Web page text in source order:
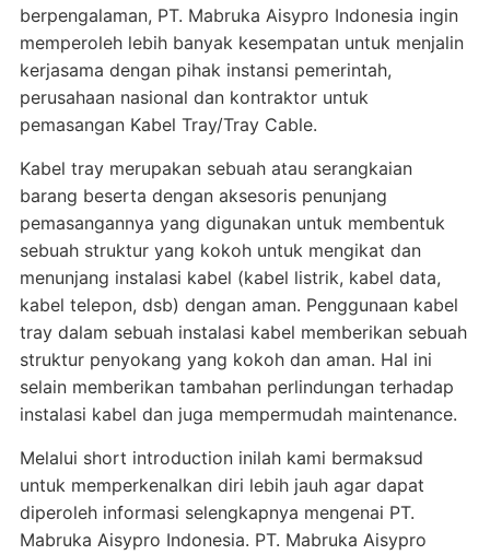
berpengalaman, PT. Mabruka Aisypro Indonesia ingin
memperoleh lebih banyak kesempatan untuk menjalin
kerjasama dengan pihak instansi pemerintah,
perusahaan nasional dan kontraktor untuk
pemasangan Kabel Tray/Tray Cable.
Kabel tray merupakan sebuah atau serangkaian
barang beserta dengan aksesoris penunjang
pemasangannya yang digunakan untuk membentuk
sebuah struktur yang kokoh untuk mengikat dan
menunjang instalasi kabel (kabel listrik, kabel data,
kabel telepon, dsb) dengan aman. Penggunaan kabel
tray dalam sebuah instalasi kabel memberikan sebuah
struktur penyokang yang kokoh dan aman. Hal ini
selain memberikan tambahan perlindungan terhadap
instalasi kabel dan juga mempermudah maintenance.
Melalui short introduction inilah kami bermaksud
untuk memperkenalkan diri lebih jauh agar dapat
diperoleh informasi selengkapnya mengenai PT.
Mabruka Aisypro Indonesia. PT. Mabruka Aisypro